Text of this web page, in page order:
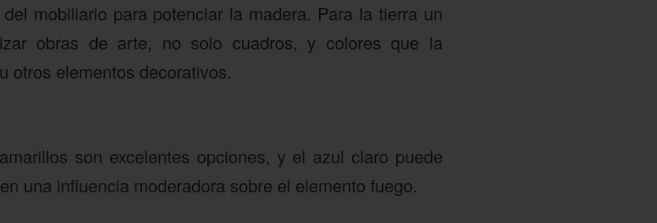
mobiliario para potenciar la madera. Para la tierra un
obras de arte, no solo cuadros, y colores que la
otros elementos decorativos.
son excelentes opciones, y el azul claro puede
una influencia moderadora sobre el elemento fuego.